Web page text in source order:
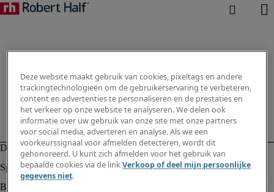
Deze website maakt gebruik van cookies, pixeltags en andere
trackingtechnologieën om de gebruikerservaring te verbeteren,
content en advertenties te personaliseren en de prestaties en
het verkeer op onze website te analyseren. We delen ook
informatie over uw gebruik van onze site met onze partners
voor social media, adverteren en analyse. Als we een
voorkeurssignaal voor afmelden detecteren, wordt dit
gehonoreerd. U kunt zich afmelden voor het gebruik van
bepaalde cookies via de linkVerkoop of deel mijn persoonlijke
gegevens niet.